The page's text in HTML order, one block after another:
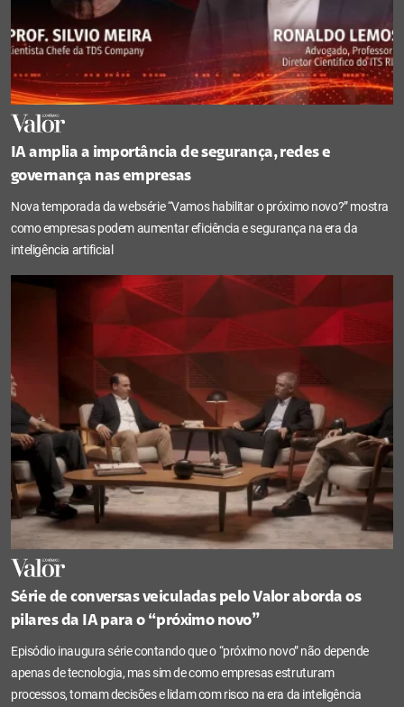
IA amplia a importância de segurança, redes e
governança nas empresas
Nova temporada da websérie “Vamos habilitar o próximo novo?” mostra
como empresas podem aumentar eficiência e segurança na era da
inteligência artificial
Série de conversas veiculadas pelo Valor aborda os
pilares da IA para o “próximo novo”
Episódio inaugura série contando que o “próximo novo” não depende
apenas de tecnologia, mas sim de como empresas estruturam
processos, tomam decisões e lidam com risco na era da inteligência